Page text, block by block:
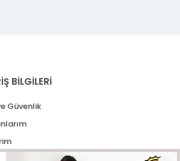
BİLGİLERİ
Güvenlik